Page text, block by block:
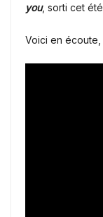
you, sorti cet
Voici en écoute,